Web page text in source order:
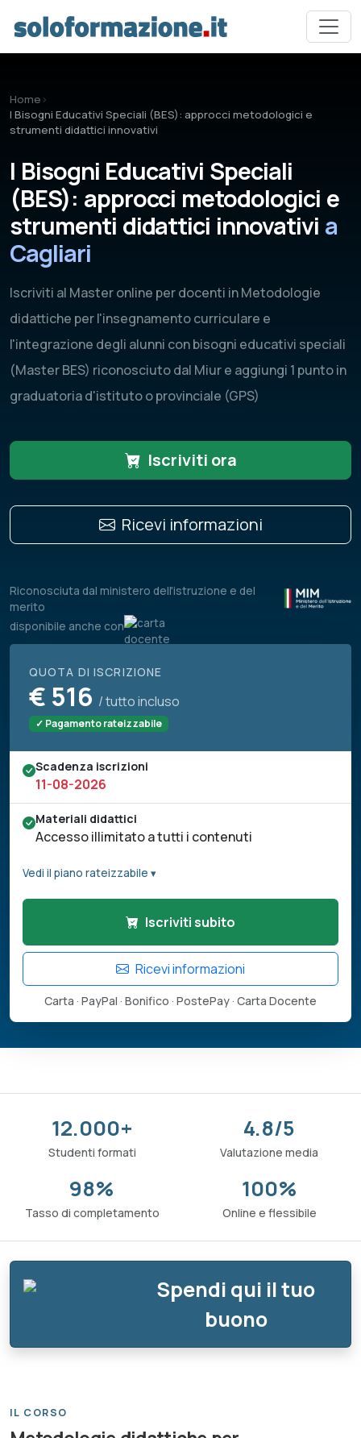
Home ›
I Bisogni Educativi Speciali (BES): approcci metodologici e
strumenti didattici innovativi
I Bisogni Educativi Speciali
(BES): approcci metodologici e
strumenti didattici innovativi a
Cagliari
Iscriviti al Master online per docenti in Metodologie
didattiche per l'insegnamento curriculare e
l'integrazione degli alunni con bisogni educativi speciali
(Master BES) riconosciuto dal Miur e aggiungi 1 punto in
graduatoria d'istituto o provinciale (GPS)
Iscriviti ora
Ricevi informazioni
Riconosciuta dal ministero dell'istruzione e del
merito
disponibile anche con
QUOTA DI ISCRIZIONE
€ 516 / tutto incluso
✓ Pagamento rateizzabile
Scadenza iscrizioni
11-08-2026
Materiali didattici
Accesso illimitato a tutti i contenuti
Vedi il piano rateizzabile ▾
Iscriviti subito
Ricevi informazioni
Carta · PayPal · Bonifico · PostePay · Carta Docente
12.000+
Studenti formati
4.8/5
Valutazione media
98%
Tasso di completamento
100%
Online e flessibile
Spendi qui il tuo
buono
IL CORSO